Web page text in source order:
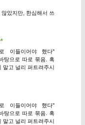
않았지만, 한심해서 쓰
이들이어야 했다"
탕으로 따로 묶음. 혹
말고 널리 퍼트려주시
이들이어야 했다"
탕으로 따로 묶음. 혹
말고 널리 퍼트려주시